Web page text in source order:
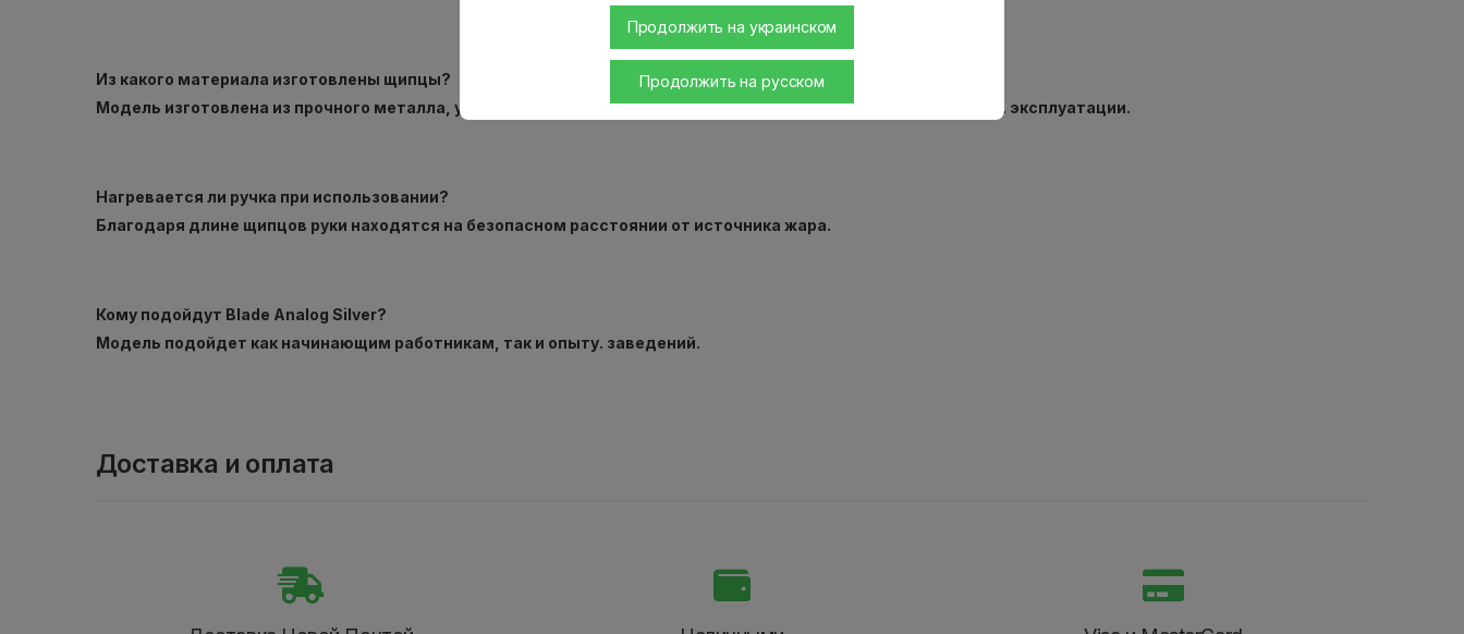
Продолжить на украинском
Продолжить на русском
Из какого материала изготовлены щипцы?
Модель изготовлена ​​из прочного металла, устойчивого к высоким температурам и механическим нагрузкам. эксплуатации.
Нагревается ли ручка при использовании?
Благодаря длине щипцов руки находятся на безопасном расстоянии от источника жара.
Кому подойдут Blade Analog Silver?
Модель подойдет как начинающим работникам, так и опыту. заведений.
Доставка и оплата